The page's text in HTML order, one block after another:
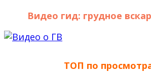
Видео гид: грудное
ТОП по